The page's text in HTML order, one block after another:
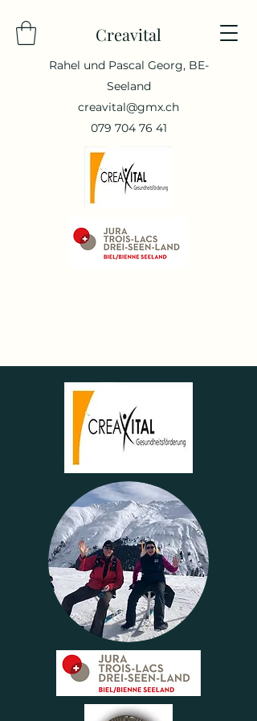
Creavital
Rahel und Pascal Georg, BE-
Seeland
creavital@gmx.ch
079 704 76 41